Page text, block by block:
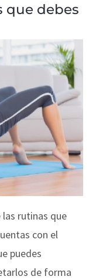
que debes
rutinas que
con el
puedes
de forma